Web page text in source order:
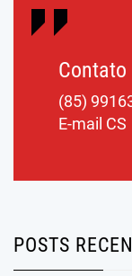
Contato
(85)
E-mail CS
POSTS